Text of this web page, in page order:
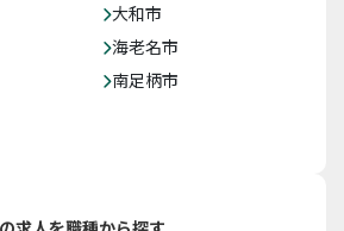
大和市
海老名市
南足柄市